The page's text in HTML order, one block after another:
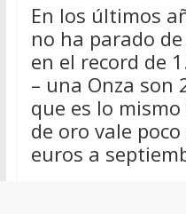
En los últimos
no ha parado
en el record de
– una Onza son
que es lo
de oro vale
euros a